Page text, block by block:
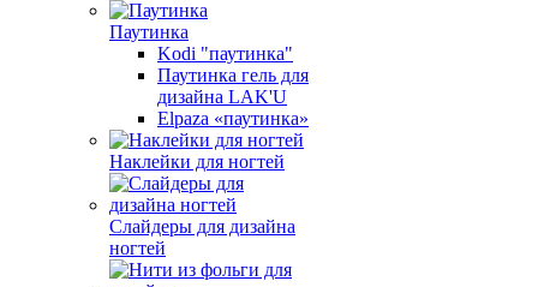
Паутинка
Kodi "паутинка"
Паутинка гель для
дизайна LAK'U
Elpaza «паутинка»
Наклейки для ногтей
Слайдеры для дизайна
ногтей